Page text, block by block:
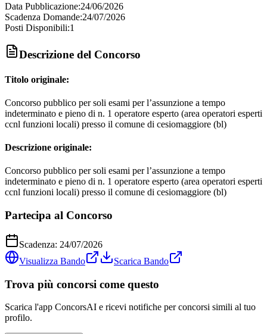
Data Pubblicazione:24/06/2026
Scadenza Domande:24/07/2026
Posti Disponibili:1
Descrizione del Concorso
Titolo originale:
Concorso pubblico per soli esami per l’assunzione a tempo
indeterminato e pieno di n. 1 operatore esperto (area operatori esperti
ccnl funzioni locali) presso il comune di cesiomaggiore (bl)
Descrizione originale:
Concorso pubblico per soli esami per l’assunzione a tempo
indeterminato e pieno di n. 1 operatore esperto (area operatori esperti
ccnl funzioni locali) presso il comune di cesiomaggiore (bl)
Partecipa al Concorso
Scadenza: 24/07/2026
Visualizza Bando
Scarica Bando
Trova più concorsi come questo
Scarica l'app ConcorsAI e ricevi notifiche per concorsi simili al tuo
profilo.